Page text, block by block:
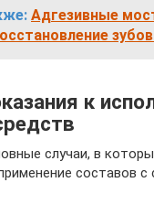
Адгезивные
к
случаи, в
составов